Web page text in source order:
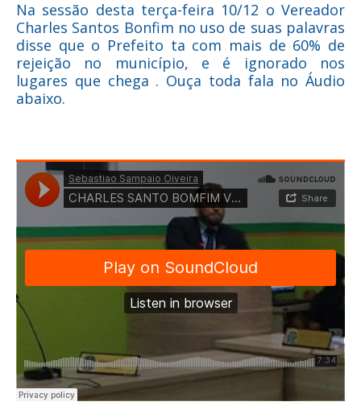
Na sessão desta terça-feira 10/12 o Vereador
Charles Santos Bonfim no uso de suas palavras
disse que o Prefeito ta com mais de 60% de
rejeição no município, e é ignorado nos
lugares que chega . Ouça toda fala no Áudio
abaixo.